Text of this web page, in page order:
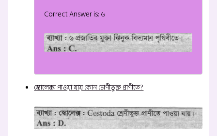
Correct Answer is: ৬
স্কোলেক্স পাওয়া যায় কোন শ্রেণীভুক্ত প্রাণীতে?